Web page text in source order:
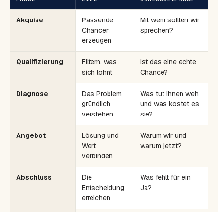
Akquise
Passende
Chancen
erzeugen
Mit wem sollten wir
sprechen?
Qualifizierung
Filtern, was
sich lohnt
Ist das eine echte
Chance?
Diagnose
Das Problem
gründlich
verstehen
Was tut ihnen weh
und was kostet es
sie?
Angebot
Lösung und
Wert
verbinden
Warum wir und
warum jetzt?
Abschluss
Die
Entscheidung
erreichen
Was fehlt für ein
Ja?